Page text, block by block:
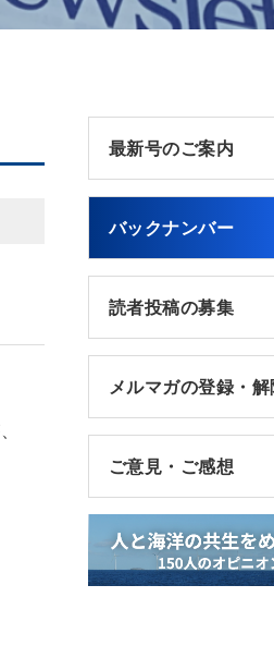
最新号のご案内
バックナンバー
読者投稿の募集
メルマガの登録・
ご意見・ご感想